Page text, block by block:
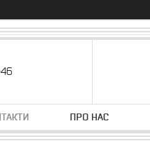
ПРО НАС